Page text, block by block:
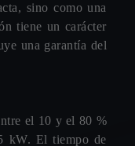
sino como una
tiene un carácter
una garantía del
el 10 y el 80 %
kW. El tiempo de